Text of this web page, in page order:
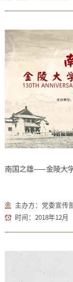
南国之雄——金陵大
主办方：党委宣传
时间：2018年12月